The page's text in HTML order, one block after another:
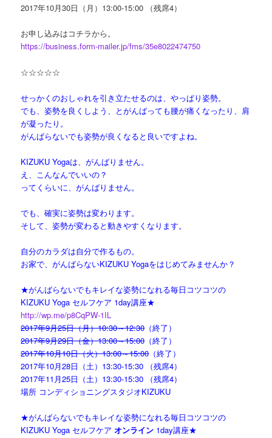
2017年10月30日（月）13:00-15:00 （残席4）
お申し込みはコチラから。
https://business.form-mailer.jp/fms/35e8022474750
☆☆☆☆☆
せっかくのおしゃれを引き立たせるのは、やっぱり姿勢。
でも、姿勢を良くしよう、とがんばっても腰が痛くなったり、肩
が凝ったり。
がんばらないでも姿勢が良くなると良いですよね。
KIZUKU Yogaは、がんばりません。
え、こんなんでいいの？
ってくらいに、がんばりません。
でも、確実に姿勢は変わります。
そして、姿勢が変わると動きやすくなります。
自分のカラダは自分で作るもの。
お家で、がんばらないKIZUKU Yogaをはじめてみませんか？
★がんばらないでもキレイな姿勢になれる毎日コツコツの
KIZUKU Yoga セルフケア 1day講座★
http://wp.me/p8CqPW-1IL
2017年9月25日（月）10:30～12:30 （終了）
2017年9月29日（金）13:00～15:00 （終了）
2017年10月10日（火）13:00～15:00 （終了）
2017年10月28日（土）13:30-15:30 （残席4）
2017年11月25日（土）13:30-15:30 （残席4）
場所 コンディショニングスタジオKIZUKU
★がんばらないでもキレイな姿勢になれる毎日コツコツの
KIZUKU Yoga セルフケアオンライン 1day講座★